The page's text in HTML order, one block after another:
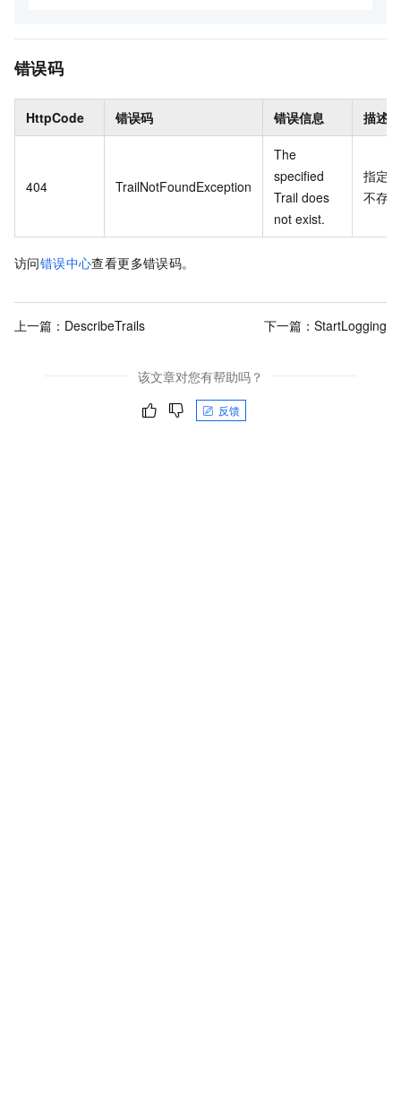
错误码
HttpCode 错误码 错误信息 描述
404 TrailNotFoundException
The
specified
Trail does
not exist.
指定
不存
访问错误中心查看更多错误码。
上一篇： DescribeTrails 下一篇： StartLogging
该文章对您有帮助吗？
反馈